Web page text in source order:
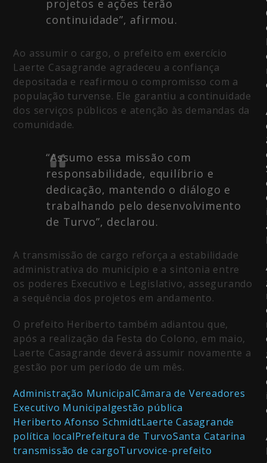
projetos e ações terão
continuidade”, afirmou.
Ao assumir o cargo, o prefeito em exercício
Laerte Casagrande agradeceu a confiança
depositada e reafirmou o compromisso com a
população turvense. Ele garantiu a continuidade
dos serviços públicos e atenção às demandas da
comunidade.
“Assumo essa missão com
responsabilidade, equilíbrio e
dedicação, mantendo o diálogo e
trabalhando pelo desenvolvimento
de Turvo”, declarou.
A transmissão de cargo reforça a estabilidade
administrativa do município e a sintonia entre
os poderes Executivo e Legislativo, assegurando
a sequência dos projetos em andamento.
O prefeito Heriberto também adiantou que,
após a realização da Festa do Colono, em maio,
Laerte Casagrande deverá assumir novamente a
gestão por um período de um mês.
Administração MunicipalCâmara de Vereadores
Executivo Municipalgestão pública
Heriberto Afonso SchmidtLaerte Casagrande
política localPrefeitura de TurvoSanta Catarina
transmissão de cargoTurvovice-prefeito